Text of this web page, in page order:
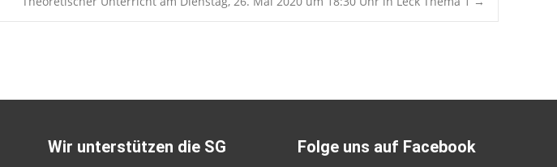
Wir unterstützen die SG Folge uns auf Facebook